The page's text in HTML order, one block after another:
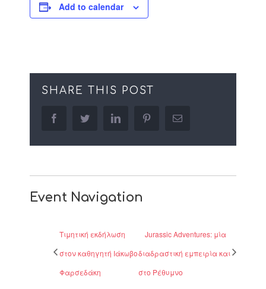
Add to calendar
SHARE THIS POST
facebooktwitter linkedin pinterestEmail
Event Navigation
Τιμητική εκδήλωση
στον καθηγητή Ιάκωβο
Φαρσεδάκη
Jurassic Adventures: μία
διαδραστική εμπειρία και
στο Ρέθυμνο